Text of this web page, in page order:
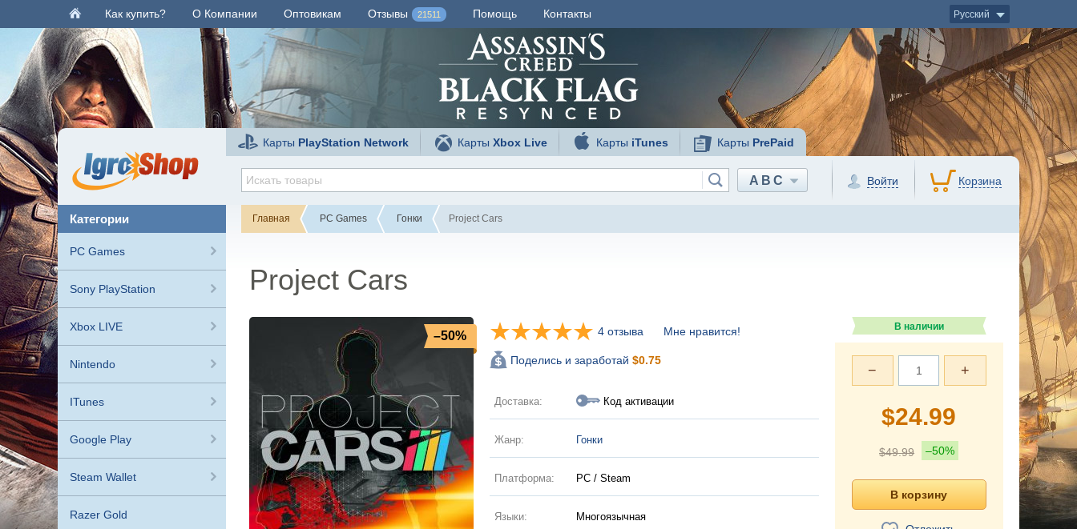
Как купить? О Компании Оптовикам Отзывы 21511 Помощь Контакты Русский
Карты PlayStation Network КартыXbox Live Карты iTunes Карты PrePaid
ABC Войти Корзина
категории
PC Games
Sony PlayStation
Xbox LIVE
Nintendo
ITunes
Google Play
Steam Wallet
Razer Gold
Главная PC Games Гонки Project Cars
Project Cars
–50% 4 отзыва Мне нравится!
Поделись и заработай $0.75
Доставка: Код активации
Жанр: Гонки
Платформа: PC / Steam
Языки: Многоязычная
В наличии
+
−
$24.99
$49.99 –50%